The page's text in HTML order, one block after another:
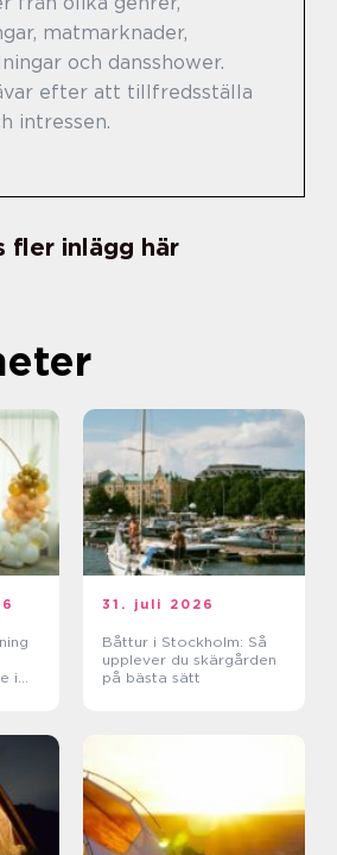
matmarknader,
och dansshower.
efter att tillfredsställa
intressen.
fler inlägg här
i
31. juli 2026
Båttur i Stockholm: Så
upplever du skärgården
på bästa sätt